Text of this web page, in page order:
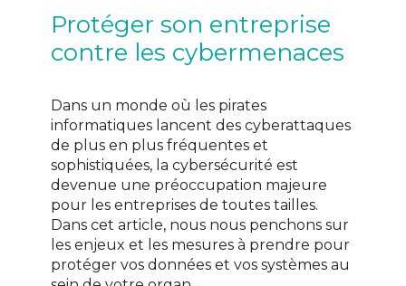
Protéger son entreprise
contre les cybermenaces
Dans un monde où les pirates
informatiques lancent des cyberattaques
de plus en plus fréquentes et
sophistiquées, la cybersécurité est
devenue une préoccupation majeure
pour les entreprises de toutes tailles.
Dans cet article, nous nous penchons sur
les enjeux et les mesures à prendre pour
protéger vos données et vos systèmes au